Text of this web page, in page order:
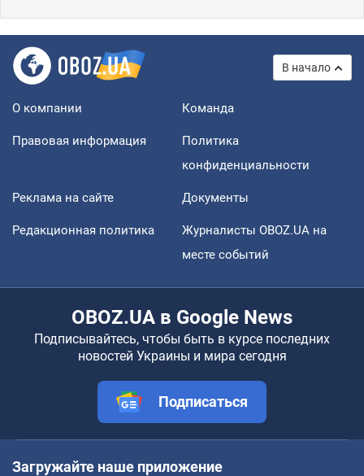
В начало
О компании Команда
Правовая информация
Политика
конфиденциальности
Реклама на сайте Документы
Редакционная политика
Журналисты OBOZ.UA на
месте событий
OBOZ.UA в Google News
Подписывайтесь, чтобы быть в курсе последних
новостей Украины и мира сегодня
Подписаться
Загружайте наше приложение